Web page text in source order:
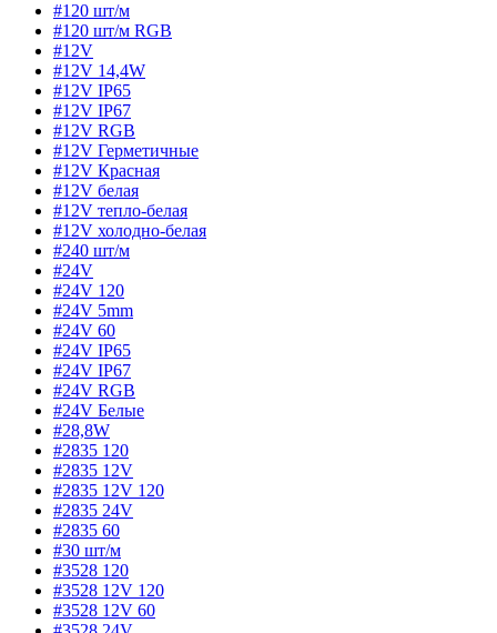
#120 шт/м
#120 шт/м RGB
#12V
#12V 14,4W
#12V IP65
#12V IP67
#12V RGB
#12V Герметичные
#12V Красная
#12V белая
#12V тепло-белая
#12V холодно-белая
#240 шт/м
#24V
#24V 120
#24V 5mm
#24V 60
#24V IP65
#24V IP67
#24V RGB
#24V Белые
#28,8W
#2835 120
#2835 12V
#2835 12V 120
#2835 24V
#2835 60
#30 шт/м
#3528 120
#3528 12V 120
#3528 12V 60